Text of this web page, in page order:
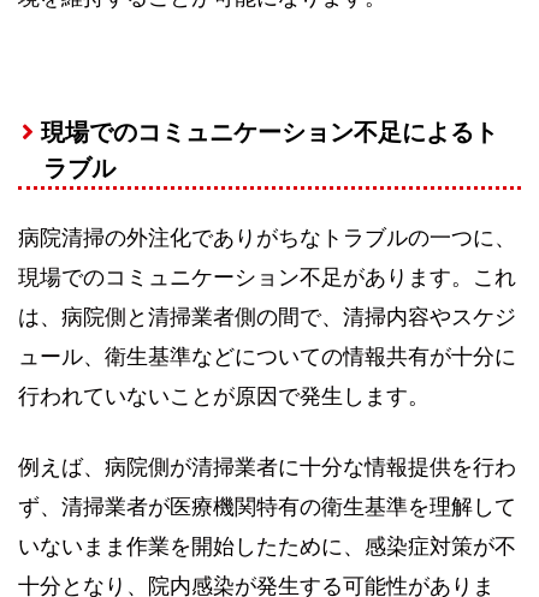
現場でのコミュニケーション不足によるト
ラブル
病院清掃の外注化でありがちなトラブルの一つに、
現場でのコミュニケーション不足があります。これ
は、病院側と清掃業者側の間で、清掃内容やスケジ
ュール、衛生基準などについての情報共有が十分に
行われていないことが原因で発生します。
例えば、病院側が清掃業者に十分な情報提供を行わ
ず、清掃業者が医療機関特有の衛生基準を理解して
いないまま作業を開始したために、感染症対策が不
十分となり、院内感染が発生する可能性がありま